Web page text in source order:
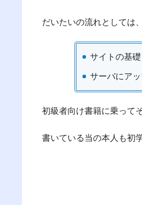
だいたいの流れとしては
サイトの基
サーバにア
初級者向け書籍に乗って
書いている当の本人も初